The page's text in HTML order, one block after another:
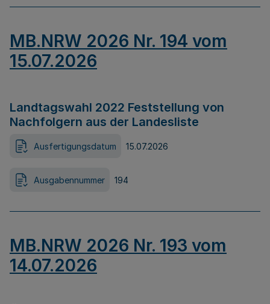
MB.NRW 2026 Nr. 194 vom
15.07.2026
Landtagswahl 2022 Feststellung von
Nachfolgern aus der Landesliste
Ausfertigungsdatum 15.07.2026
Ausgabennummer 194
MB.NRW 2026 Nr. 193 vom
14.07.2026